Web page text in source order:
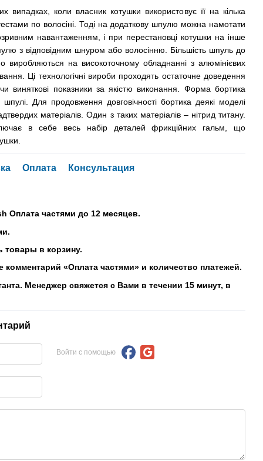
випадках, коли власник котушки використовує її на кілька
по волосіні. Тоді на додаткову шпулю можна намотати
навантаженням, і при перестановці котушки на інше
з відповідним шнуром або волосінню. Більшість шпуль до
виробляються на високоточному обладнанні з алюмінієвих
Ці технологічні вироби проходять остаточне доведення
виняткові показники за якістю виконання. Форма бортика
Для продовження довговічності бортика деякі моделі
матеріалів. Один з таких матеріалів – нітрид титану.
в себе весь набір деталей фрикційних гальм, що
Оплата Консультация
Оплата частями до 12 месяцев.
товары в корзину.
«Оплата частями» и количество платежей.
Менеджер свяжется с Вами в течении 15 минут, в
Войти с помощью